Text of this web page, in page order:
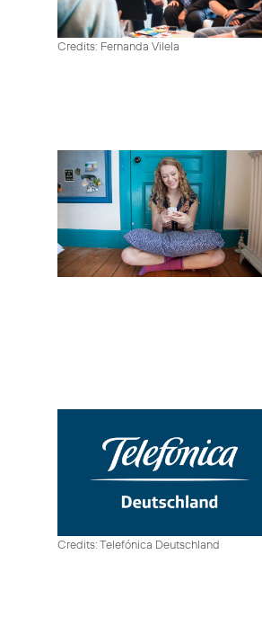
Credits: Fernanda Vilela
Credits: Telefónica Deutschland